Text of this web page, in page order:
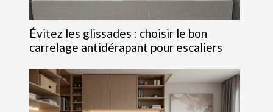
Évitez les glissades : choisir le bon
carrelage antidérapant pour escaliers